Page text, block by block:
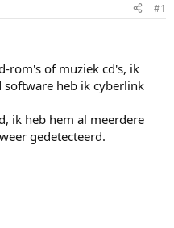
#1
rom's of muziek cd's, ik
heb ik cyberlink
ik heb hem al meerdere
gedetecteerd.